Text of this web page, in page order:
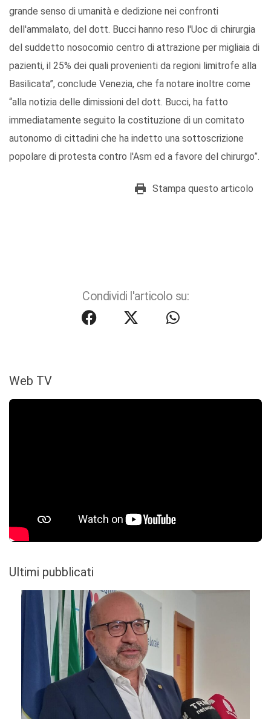
grande senso di umanità e dedizione nei confronti
dell'ammalato, del dott. Bucci hanno reso l'Uoc di chirurgia
del suddetto nosocomio centro di attrazione per migliaia di
pazienti, il 25% dei quali provenienti da regioni limitrofe alla
Basilicata”, conclude Venezia, che fa notare inoltre come
“alla notizia delle dimissioni del dott. Bucci, ha fatto
immediatamente seguito la costituzione di un comitato
autonomo di cittadini che ha indetto una sottoscrizione
popolare di protesta contro l'Asm ed a favore del chirurgo”.
Stampa questo articolo
Condividi l'articolo su:
Web TV
Ultimi pubblicati